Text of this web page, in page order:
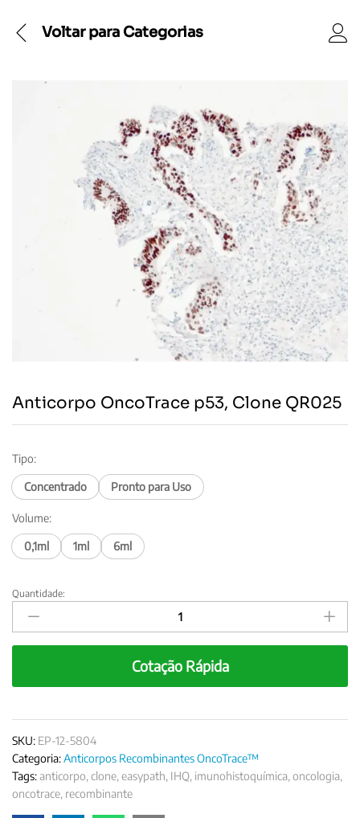
Voltar para Categorias
Anticorpo OncoTrace p53, Clone QR025
Tipo:
Concentrado Pronto para Uso
Volume:
0,1ml 1ml 6ml
Anticorpo
OncoTrace
p53,
Clone
quantity
Quantidade:
Cotação Rápida
SKU: EP-12-5804
Categoria:Anticorpos Recombinantes OncoTrace™
Tags:anticorpo, clone, easypath, IHQ, imunohistoquímica, oncologia,
oncotrace, recombinante